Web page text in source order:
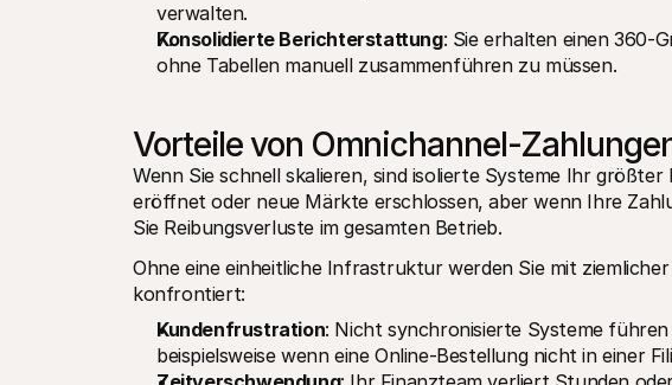
verwalten.
Konsolidierte Berichterstattung: Sie erhalten einen 360-
ohne Tabellen manuell zusammenführen zu müssen.
Vorteile von Omnichannel-
Wenn Sie schnell skalieren, sind isolierte Systeme Ihr
eröffnet oder neue Märkte erschlossen, aber wenn Ihre
Sie Reibungsverluste im gesamten Betrieb.
Ohne eine einheitliche Infrastruktur werden Sie mit
konfrontiert:
Kundenfrustration: Nicht synchronisierte Systeme
beispielsweise wenn eine Online-Bestellung nicht in einer